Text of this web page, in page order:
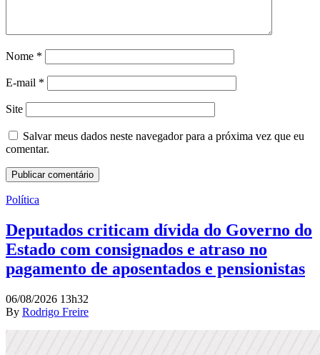
Nome *
E-mail *
Site
Salvar meus dados neste navegador para a próxima vez que eu
comentar.
Política
Deputados criticam dívida do Governo do
Estado com consignados e atraso no
pagamento de aposentados e pensionistas
06/08/2026 13h32
By Rodrigo Freire